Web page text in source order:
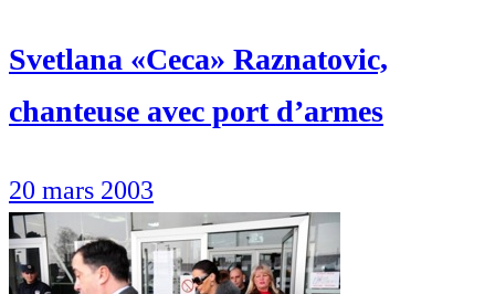
Svetlana «Ceca» Raznatovic,
chanteuse avec port d’armes
20 mars 2003